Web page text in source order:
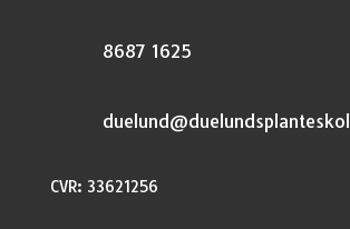
8687 1625
CVR: 33621256